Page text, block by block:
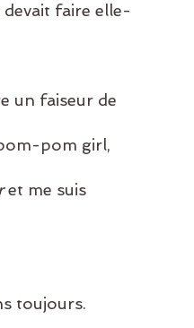
devait faire elle-
un faiseur de
pom girl,
et me suis
toujours.